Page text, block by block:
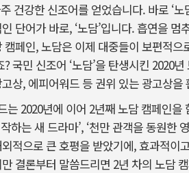
건강한 신조어를 얻었습니다. 바로 ‘
단어가 바로, ‘노담’입니다. 흡연을
페인, 노담은 이제 대중들이 보편적
? 국민 신조어 ‘노담’을 탄생시킨
상, 에피어워드 등 권위 있는 광고상
는 2020년에 이어 2년째 노담 캠페인을
하는 새 드라마’, ‘천만 관객을 동원
적으로 큰 호평을 받았기에, 효과적
결론부터 말씀드리면 2년 차의 노담